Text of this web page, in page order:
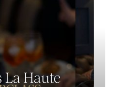
La Haute